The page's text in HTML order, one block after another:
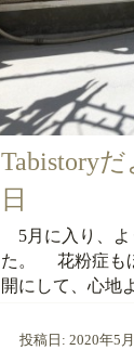
Tabistory
日
5月に入り、よ
た。 花粉症も
開にして、心地
投稿日: 2020年5